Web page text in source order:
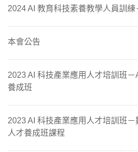
2024 AI 教育科技素養教學人員訓練
本會公告
2023 AI 科技產業應用人才培訓班
養成班
2023 AI 科技產業應用人才培訓班
人才養成班課程